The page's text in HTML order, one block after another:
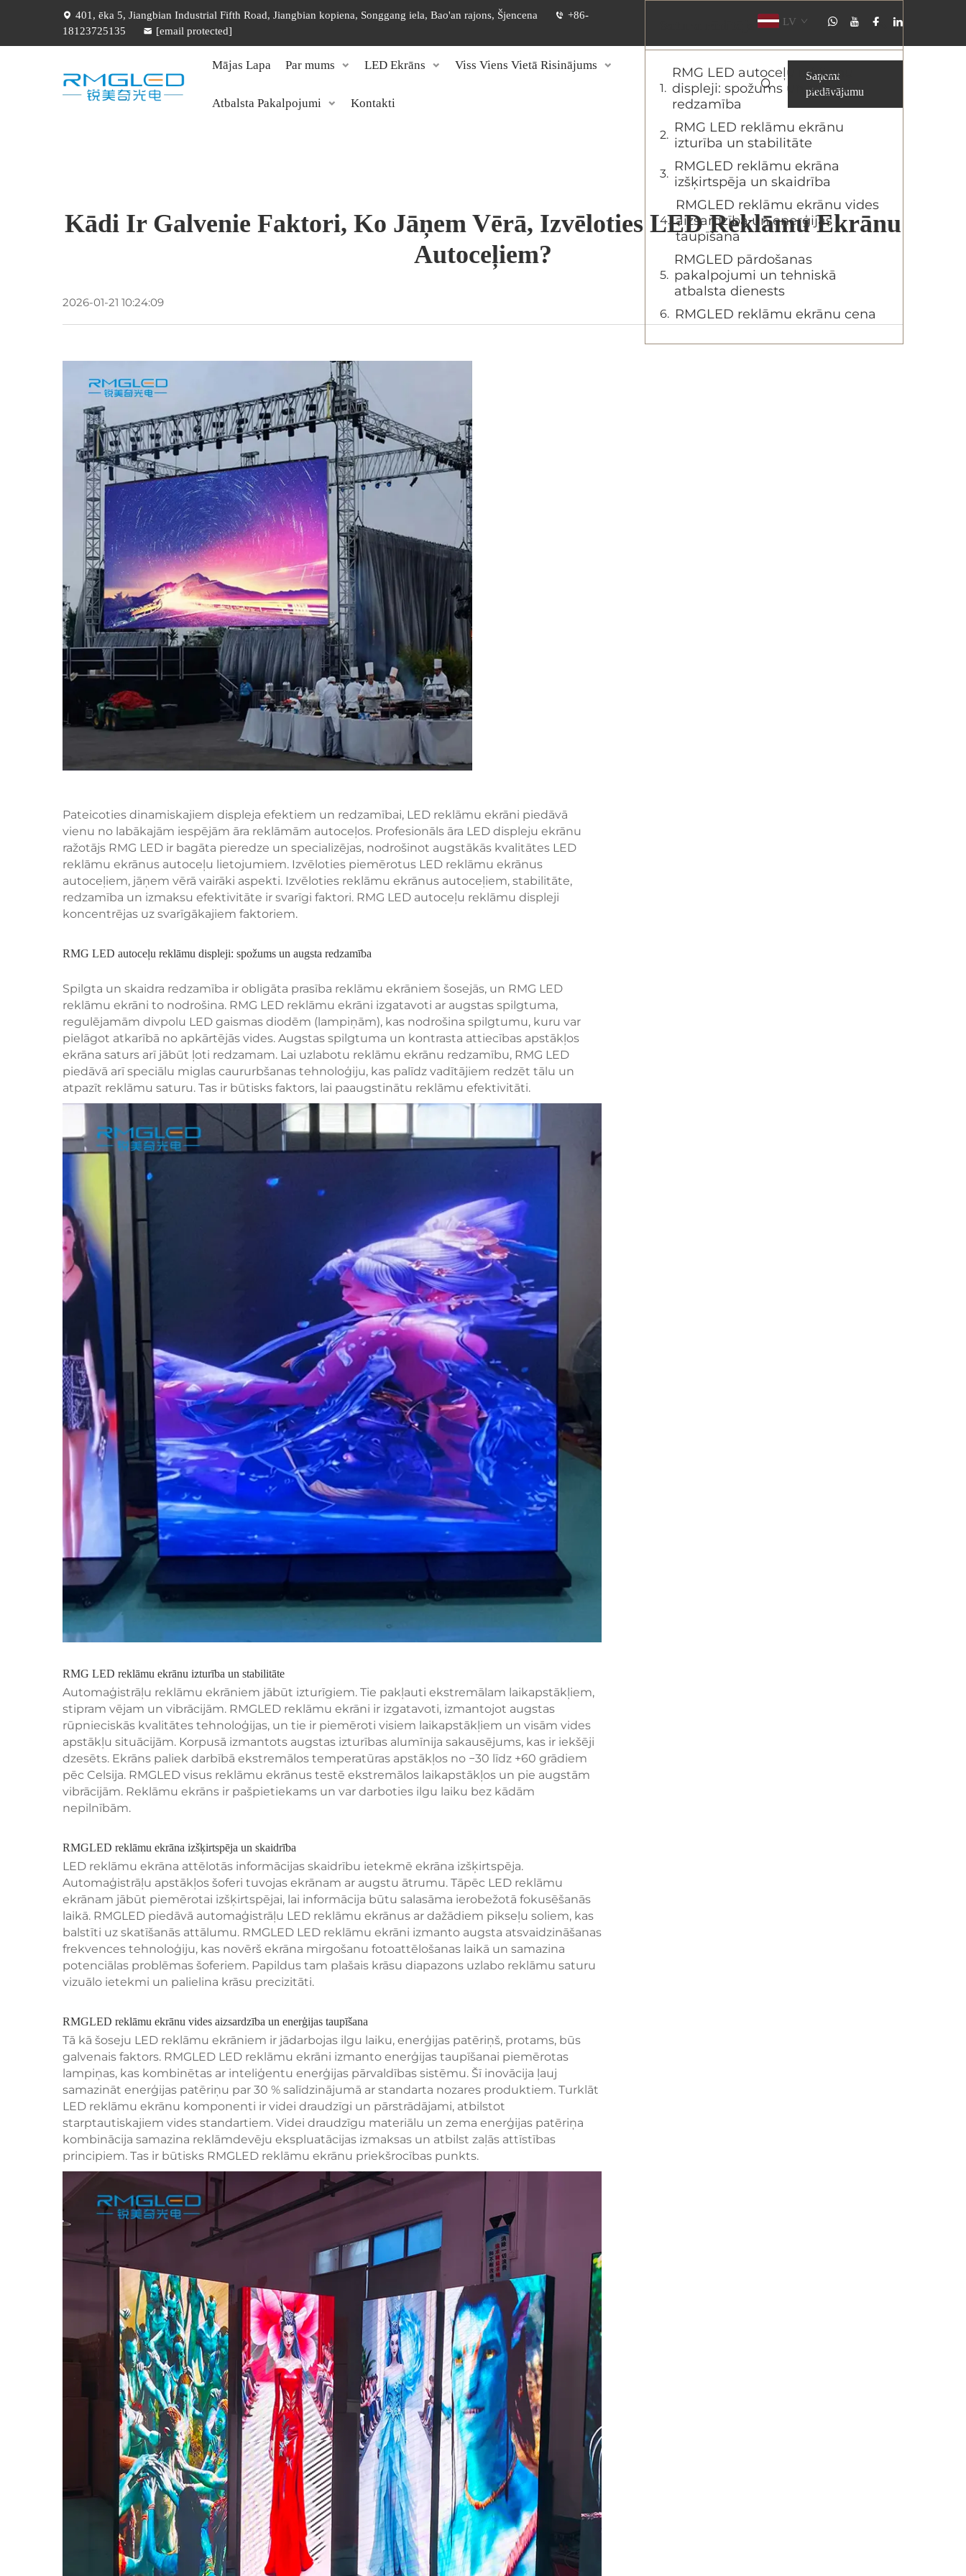
401, ēka 5, Jiangbian Industrial Fifth Road, Jiangbian kopiena, Songgang iela, Bao'an rajons, Šjencena
+86-
18123725135
[email protected]
LV
Mājas Lapa Par mums LED Ekrāns Viss Viens Vietā Risinājums
Atbalsta Pakalpojumi Kontakti
Saņemt
piedāvājumu
Kādi Ir Galvenie Faktori, Ko Jāņem Vērā, Izvēloties LED Reklāmu Ekrānu
Autoceļiem?
2026-01-21 10:24:09
Pateicoties dinamiskajiem displeja efektiem un redzamībai, LED reklāmu ekrāni piedāvā
vienu no labākajām iespējām āra reklāmām autoceļos. Profesionāls āra LED displeju ekrānu
ražotājs RMG LED ir bagāta pieredze un specializējas, nodrošinot augstākās kvalitātes LED
reklāmu ekrānus autoceļu lietojumiem. Izvēloties piemērotus LED reklāmu ekrānus
autoceļiem, jāņem vērā vairāki aspekti. Izvēloties reklāmu ekrānus autoceļiem, stabilitāte,
redzamība un izmaksu efektivitāte ir svarīgi faktori. RMG LED autoceļu reklāmu displeji
koncentrējas uz svarīgākajiem faktoriem.
RMG LED autoceļu reklāmu displeji: spožums un augsta redzamība
Spilgta un skaidra redzamība ir obligāta prasība reklāmu ekrāniem šosejās, un RMG LED
reklāmu ekrāni to nodrošina. RMG LED reklāmu ekrāni izgatavoti ar augstas spilgtuma,
regulējamām divpolu LED gaismas diodēm (lampiņām), kas nodrošina spilgtumu, kuru var
pielāgot atkarībā no apkārtējās vides. Augstas spilgtuma un kontrasta attiecības apstākļos
ekrāna saturs arī jābūt ļoti redzamam. Lai uzlabotu reklāmu ekrānu redzamību, RMG LED
piedāvā arī speciālu miglas caururbšanas tehnoloģiju, kas palīdz vadītājiem redzēt tālu un
atpazīt reklāmu saturu. Tas ir būtisks faktors, lai paaugstinātu reklāmu efektivitāti.
RMG LED reklāmu ekrānu izturība un stabilitāte
Automaģistrāļu reklāmu ekrāniem jābūt izturīgiem. Tie pakļauti ekstremālam laikapstākļiem,
stipram vējam un vibrācijām. RMGLED reklāmu ekrāni ir izgatavoti, izmantojot augstas
rūpnieciskās kvalitātes tehnoloģijas, un tie ir piemēroti visiem laikapstākļiem un visām vides
apstākļu situācijām. Korpusā izmantots augstas izturības alumīnija sakausējums, kas ir iekšēji
dzesēts. Ekrāns paliek darbībā ekstremālos temperatūras apstākļos no −30 līdz +60 grādiem
pēc Celsija. RMGLED visus reklāmu ekrānus testē ekstremālos laikapstākļos un pie augstām
vibrācijām. Reklāmu ekrāns ir pašpietiekams un var darboties ilgu laiku bez kādām
nepilnībām.
RMGLED reklāmu ekrāna izšķirtspēja un skaidrība
LED reklāmu ekrāna attēlotās informācijas skaidrību ietekmē ekrāna izšķirtspēja.
Automaģistrāļu apstākļos šoferi tuvojas ekrānam ar augstu ātrumu. Tāpēc LED reklāmu
ekrānam jābūt piemērotai izšķirtspējai, lai informācija būtu salasāma ierobežotā fokusēšanās
laikā. RMGLED piedāvā automaģistrāļu LED reklāmu ekrānus ar dažādiem pikseļu soliem, kas
balstīti uz skatīšanās attālumu. RMGLED LED reklāmu ekrāni izmanto augsta atsvaidzināšanas
frekvences tehnoloģiju, kas novērš ekrāna mirgošanu fotoattēlošanas laikā un samazina
potenciālas problēmas šoferiem. Papildus tam plašais krāsu diapazons uzlabo reklāmu saturu
vizuālo ietekmi un palielina krāsu precizitāti.
RMGLED reklāmu ekrānu vides aizsardzība un enerģijas taupīšana
Tā kā šoseju LED reklāmu ekrāniem ir jādarbojas ilgu laiku, enerģijas patēriņš, protams, būs
galvenais faktors. RMGLED LED reklāmu ekrāni izmanto enerģijas taupīšanai piemērotas
lampiņas, kas kombinētas ar inteliģentu enerģijas pārvaldības sistēmu. Šī inovācija ļauj
samazināt enerģijas patēriņu par 30 % salīdzinājumā ar standarta nozares produktiem. Turklāt
LED reklāmu ekrānu komponenti ir videi draudzīgi un pārstrādājami, atbilstot
starptautiskajiem vides standartiem. Videi draudzīgu materiālu un zema enerģijas patēriņa
kombinācija samazina reklāmdevēju ekspluatācijas izmaksas un atbilst zaļās attīstības
principiem. Tas ir būtisks RMGLED reklāmu ekrānu priekšrocības punkts.
RMG LED autoceļu reklāmu
displeji: spožums un augsta
redzamība
RMG LED reklāmu ekrānu
izturība un stabilitāte
RMGLED reklāmu ekrāna
izšķirtspēja un skaidrība
RMGLED reklāmu ekrānu vides
aizsardzība un enerģijas
taupīšana
RMGLED pārdošanas
pakalpojumi un tehniskā
atbalsta dienests
RMGLED reklāmu ekrānu cena